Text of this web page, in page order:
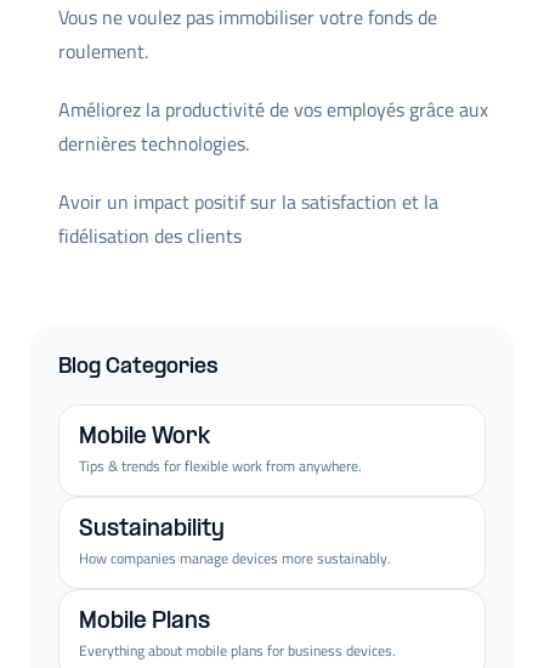
Vous ne voulez pas immobiliser votre fonds de
roulement.
Améliorez la productivité de vos employés grâce aux
dernières technologies.
Avoir un impact positif sur la satisfaction et la
fidélisation des clients
Blog Categories
Mobile Work
Tips & trends for flexible work from anywhere.
Sustainability
How companies manage devices more sustainably.
Mobile Plans
Everything about mobile plans for business devices.